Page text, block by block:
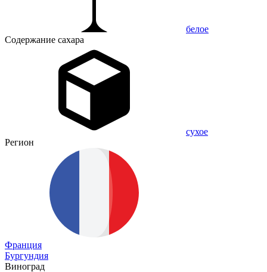
белое
Содержание сахара
сухое
Регион
Франция
Бургундия
Виноград